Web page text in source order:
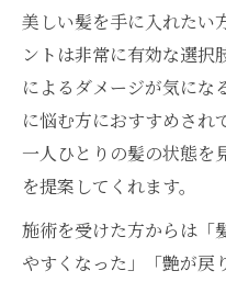
美しい髪を手に入れたい
ントは非常に有効な選択
によるダメージが気にな
に悩む方におすすめされ
一人ひとりの髪の状態を
を提案してくれます。
施術を受けた方からは「
やすくなった」「艶が戻